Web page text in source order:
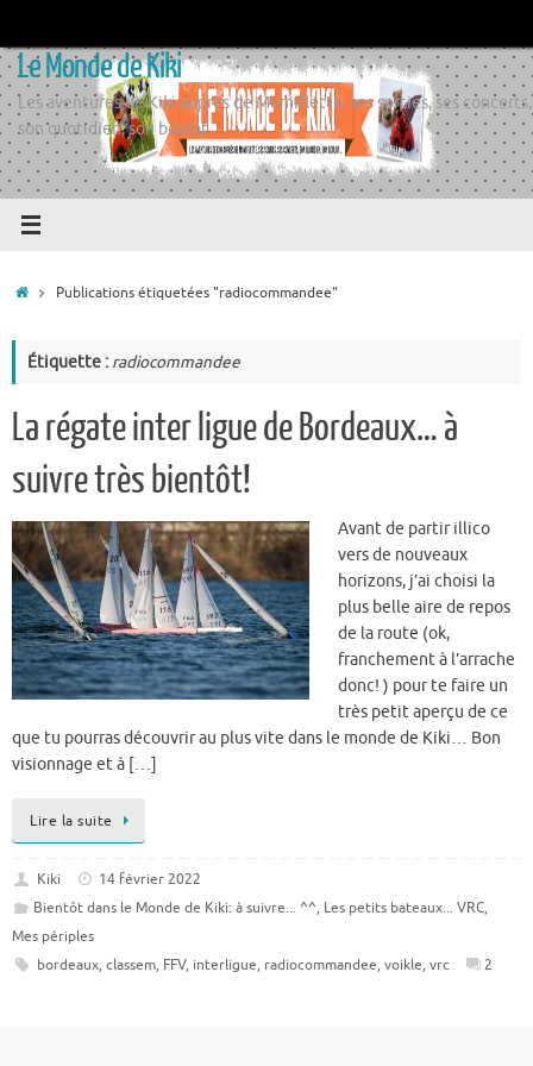
contenu
Le Monde de Kiki
Les aventures de Kiki auprès de Momiflette, ses sorties, ses concerts,
son quotidien, son boulot
AccueilPublications étiquetées "radiocommandee"
Étiquette : radiocommandee
La régate inter ligue de Bordeaux… à
suivre très bientôt!
Avant de partir illico
vers de nouveaux
horizons, j’ai choisi la
plus belle aire de repos
de la route (ok,
franchement à l’arrache
donc! ) pour te faire un
très petit aperçu de ce
que tu pourras découvrir au plus vite dans le monde de Kiki… Bon
visionnage et à […]
Lire la suite
Kiki
14 février 2022
Bientôt dans le Monde de Kiki: à suivre... ^^, Les petits bateaux... VRC,
Mes périples
bordeaux, classem, FFV, interligue, radiocommandee, voikle, vrc 2